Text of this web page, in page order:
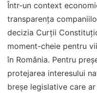
Într-un context
transparența
decizia Curții
moment-cheie pentru
în România. Pentru
protejarea interesului
breșe legislative care